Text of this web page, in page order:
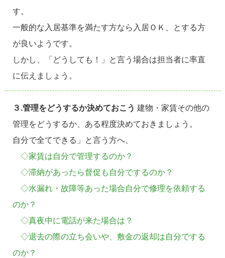
す。
一般的な入居基準を満たす方なら入居ＯＫ、とする方
が良いようです。
しかし、「どうしても！」と言う場合は担当者に率直
に伝えましょう。
３.管理をどうするか決めておこう 建物・家賃その他の
管理をどうするか、ある程度決めておきましょう。
自分で全てできる」と言う方へ、
◇家賃は自分で管理するのか？
◇滞納があったら督促も自分でするのか？
◇水漏れ・故障等あった場合自分で修理を依頼する
のか？
◇真夜中に電話が来た場合は？
◇退去の際の立ち会いや、敷金の返却は自分でする
のか？